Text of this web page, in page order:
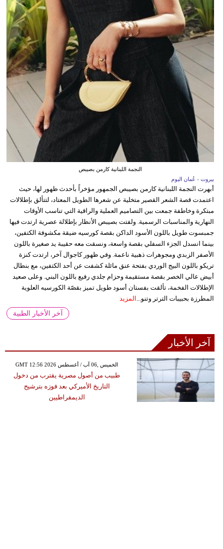
النجمة اللبنانية كارمن بصيبص
بيروت - عُمان اليوم
أبهرت النجمة اللبنانية كارمن بصيبص الجمهور مؤخراً بأحدث ظهور لها، حيث
اعتمدت قصة الشعر القصير متخلية عن شعرها الطويل المعتاد، لتتألق بإطلالات
مبتكرة وخاطفة جمعت بين التصاميم العملية والراقية التي تناسب الأوقات
النهارية والمناسبات الرسمية. ولفتت بصيبص الأنظار بإطلالة عصرية ارتدت فيها
جمبسوت طويل باللون الأسود الداكن بقصة كورسيه ضيقة مكشوفة الكتفين،
بينما انسدل الجزء السفلي بقصة واسعة، ونسقت معه حقيبة يد صغيرة باللون
الأصفر الزبدي ومجوهرات ذهبية ناعمة. وفي ظهور كاجوال آخر، ارتدت كنزة
تريكو باللون البيج الوردي بفتحة عنق مائلة كشفت عن أحد الكتفين، مع بنطال
أبيض عالي الخصر بقصة مستقيمة وحزام جلدي رفيع باللون البني. وعلى صعيد
الإطلالات الفخمة، تألقت بفستان أسود طويل تميز بقصّة الكورسيه العلوية
المطرزة بحبيبات الترتر وتنو... المزيد
آخر الأخبار الطبية
آخر الأخبار
GMT 12:56 2026 الخميس ,06 آب / أغسطس
طبيب من أصول مصرية يقترب من دخول
التاريخ الأميركي بعد فوزه بترشيح
الديمقراطيين